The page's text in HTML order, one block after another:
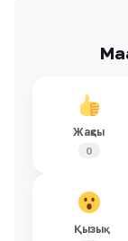
Жақсы
0
Қызық